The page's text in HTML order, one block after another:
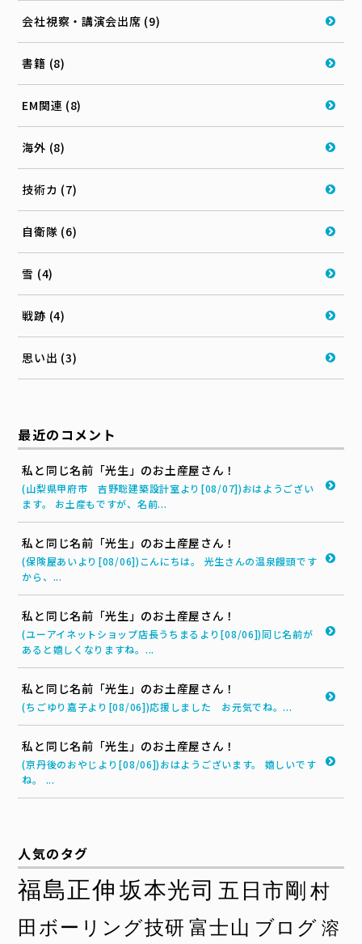
会社視察・講演会出席 (9)
書籍 (8)
EM関連 (8)
海外 (8)
技術カ (7)
自衛隊 (6)
雪 (4)
戦跡 (4)
思い出 (3)
最近のコメント
私と同じ名前「光生」のお土産屋さん！
(山梨県甲府市 吉野聡建築設計室より[08/07])おはようござい
ます。 お土産もですが、名前...
私と同じ名前「光生」のお土産屋さん！
(保険屋あいより[08/06])こんにちは。 光生さんの温泉饅頭です
から、...
私と同じ名前「光生」のお土産屋さん！
(ユーアイネットショップ店長うちまるより[08/06])同じ名前が
あると嬉しくなりますね。...
私と同じ名前「光生」のお土産屋さん！
(ちごゆり嘉子より[08/06])応援しました お元気でね。...
私と同じ名前「光生」のお土産屋さん！
(京丹後のおやじより[08/06])おはようございます。 嬉しいです
ね。 ...
人気のタグ
福島正伸 坂本光司 五日市剛 村
田ボーリング技研 富士山 ブログ 溶